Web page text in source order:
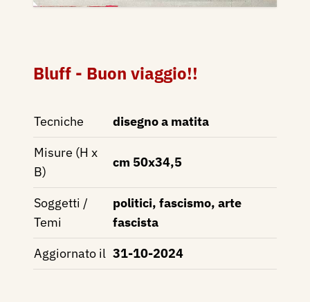
Bluff - Buon viaggio!!
Tecniche
disegno a matita
Misure (H x
B)
cm 50x34,5
Soggetti /
Temi
politici, fascismo, arte
fascista
Aggiornato il 31-10-2024